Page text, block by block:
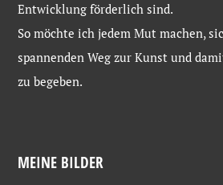
Entwicklung förderlich sind.
So möchte ich jedem Mut machen,
spannenden Weg zur Kunst und
zu begeben.
MEINE BILDER